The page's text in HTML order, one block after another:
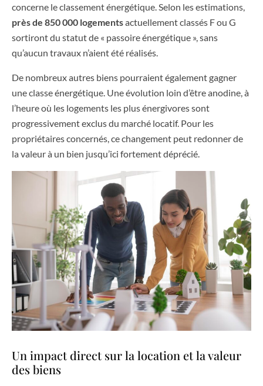
concerne le classement énergétique. Selon les estimations,
près de 850 000 logementsactuellement classés F ou G
sortiront du statut de « passoire énergétique », sans
qu’aucun travaux n’aient été réalisés.
De nombreux autres biens pourraient également gagner
une classe énergétique. Une évolution loin d’être anodine, à
l’heure où les logements les plus énergivores sont
progressivement exclus du marché locatif. Pour les
propriétaires concernés, ce changement peut redonner de
la valeur à un bien jusqu’ici fortement déprécié.
Un impact direct sur la location et la valeur
des biens